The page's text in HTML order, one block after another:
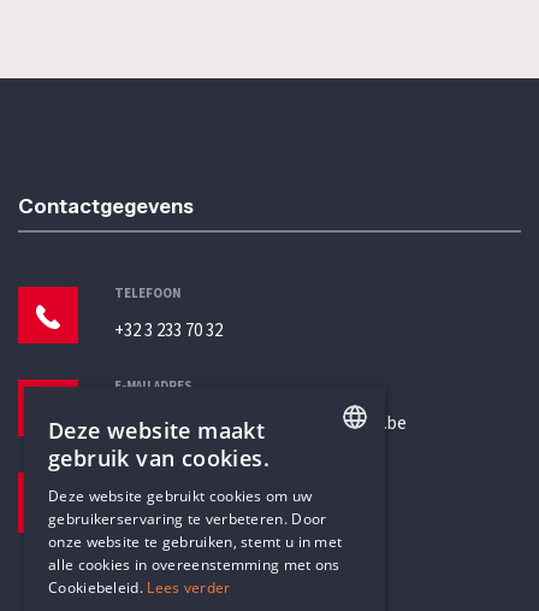
Contactgegevens
TELEFOON
+32 3 233 70 32
E-MAILADRES
secretariaat@humanistischverbond.be
Pottenbrug 4
Antwerpen, 2000
DUTCH
Deze website maakt
gebruik van cookies.
Deze website gebruikt cookies om uw
gebruikerservaring te verbeteren. Door
onze website te gebruiken, stemt u in met
alle cookies in overeenstemming met ons
Cookiebeleid. Lees verder